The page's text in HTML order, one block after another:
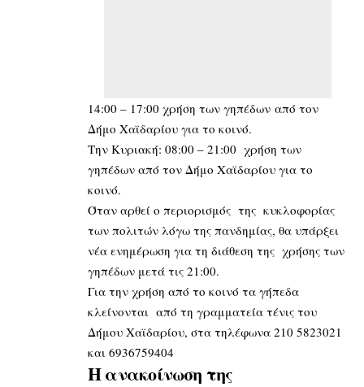
14:00 – 17:00 χρήση των γηπέδων από τον
Δήμο Χαϊδαρίου για το κοινό.
Την Κυριακή: 08:00 – 21:00 χρήση των
γηπέδων από τον Δήμο Χαϊδαρίου για το
κοινό.
Όταν αρθεί ο περιορισμός της κυκλοφορίας
των πολιτών λόγω της πανδημίας, θα υπάρξει
νέα ενημέρωση για τη διάθεση της χρήσης των
γηπέδων μετά τις 21:00.
Για την χρήση από το κοινό τα γήπεδα
κλείνονται από τη γραμματεία τένις του
Δήμου Χαϊδαρίου, στα τηλέφωνα 210 5823021
και 6936759404
Η ανακοίνωση της